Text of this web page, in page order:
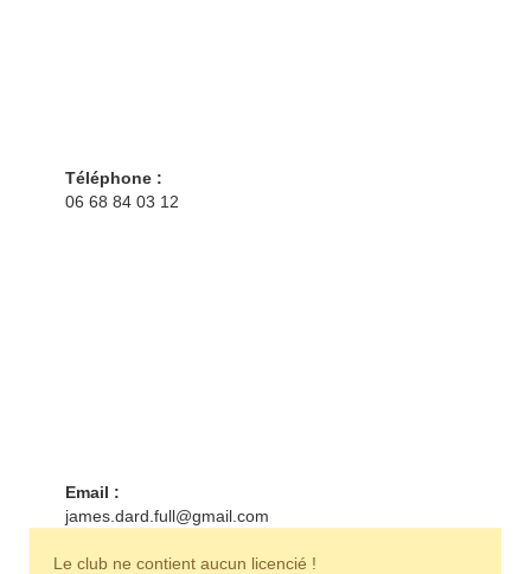
Téléphone :
06 68 84 03 12
Email :
james.dard.full@gmail.com
Le club ne contient aucun licencié !